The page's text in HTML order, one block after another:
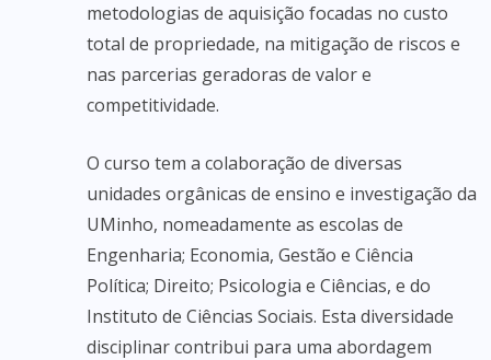
metodologias de aquisição focadas no custo
total de propriedade, na mitigação de riscos e
nas parcerias geradoras de valor e
competitividade.
O curso tem a colaboração de diversas
unidades orgânicas de ensino e investigação da
UMinho, nomeadamente as escolas de
Engenharia; Economia, Gestão e Ciência
Política; Direito; Psicologia e Ciências, e do
Instituto de Ciências Sociais. Esta diversidade
disciplinar contribui para uma abordagem